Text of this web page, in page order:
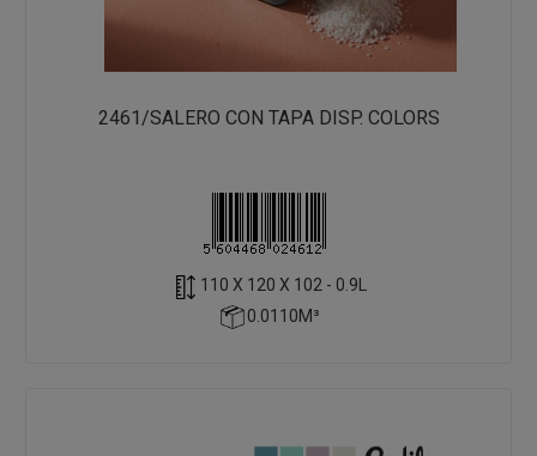
2461/SALERO CON TAPA DISP. COLORS
110 X 120 X 102 - 0.9L
0.0110M³